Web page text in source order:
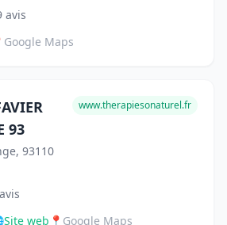
avis
Google Maps
93
93110
www.therapiesonaturel.fr
Site web 📍 Google Maps